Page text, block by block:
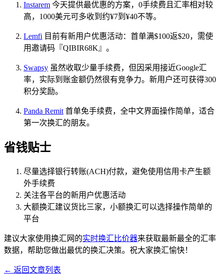
Instarem 今天提供最优惠的方案，0手续费且汇率相对较
高，1000美元可多收到约¥7到¥40不等。
Lemfi 目前有新用户优惠活动：首单满$100返$20，需使
用邀请码『QIBIR68K』。
Swapsy 虽然收取少量手续费，但因采用接近Google汇
率，实际到账金额仍然很有竞争力。新用户还可获得300
积分奖励。
Panda Remit 首单免手续费，全中文界面操作简单，适合
第一次换汇的朋友。
省钱贴士
尽量选择银行转账(ACH)付款，避免使用信用卡产生额
外手续费
关注各平台的新用户优惠活动
大额换汇建议货比三家，小额换汇可以选择操作简单的
平台
建议大家使用换汇网的实时换汇比价器来获取最新最全的汇率
数据，帮助您做出最优的换汇决策。祝大家换汇愉快！
← 返回文章列表